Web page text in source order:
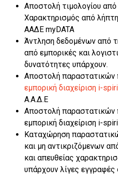
Αποστολή τιμολογίου από
Χαρακτηρισμός από
ΑΑΔΕ myDATA
Άντληση δεδομένων από
από εμπορικές και
δυνατότητες υπάρχουν.
Αποστολή
εμπορική διαχείριση i-
Α.Α.Δ.Ε
Αποστολή
εμπορική διαχείριση i-
Καταχώρηση
και μη αντικριζόμενων
και απευθείας
υπάρχουν λίγες